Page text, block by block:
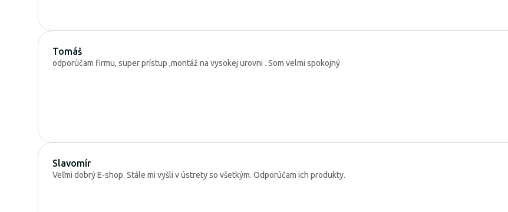
Tomáš
odporúčam firmu, super prístup ,montáž na vysokej urovni . Som velmi spokojný
Slavomír
Veľmi dobrý E-shop. Stále mi vyšli v ústrety so všetkým. Odporúčam ich produkty.